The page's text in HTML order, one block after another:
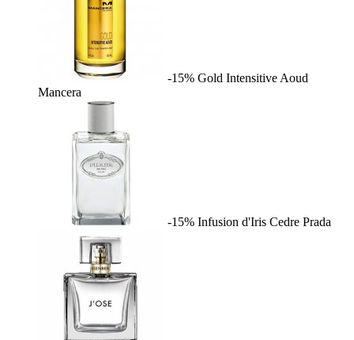
-15% Gold Intensitive Aoud
Mancera
-15% Infusion d'Iris Cedre Prada